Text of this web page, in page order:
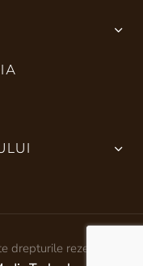
drepturile rezervate.